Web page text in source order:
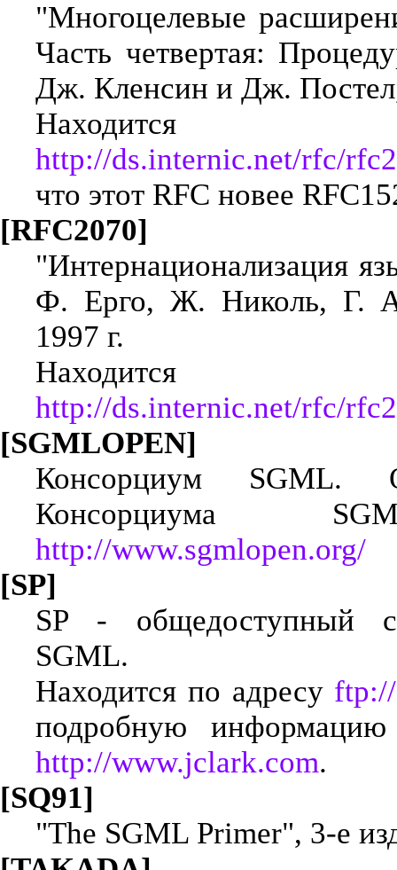
"Многоцелевые
Часть четвертая:
Дж. Кленсин и Дж.
http://ds.internic.net/rfc/
что этот RFC новее
[RFC2070]
"Интернационализация
Ф. Ерго, Ж. Николь, Г.
1997 г.
http://ds.internic.net/rfc/
[SGMLOPEN]
Консорциум SGML.
Консорциума
http://www.sgmlopen.org/
[SP]
SP - общедоступный
SGML.
Находится по адресу
подробную
http://www.jclark.com.
[SQ91]
"The SGML Primer", 3-е